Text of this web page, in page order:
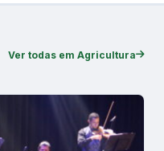
Ver todas em Agricultura